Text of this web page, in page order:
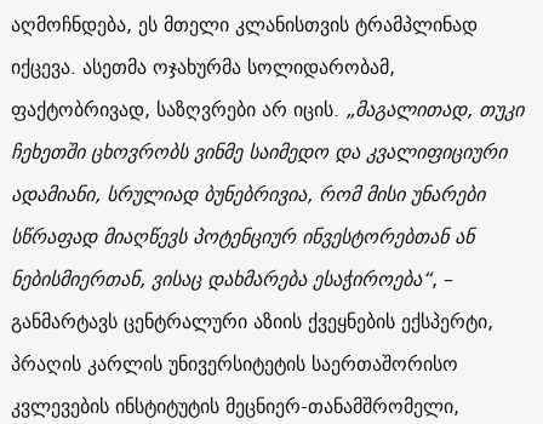
აღმოჩნდება, ეს მთელი კლანისთვის ტრამპლინად
იქცევა. ასეთმა ოჯახურმა სოლიდარობამ,
ფაქტობრივად, საზღვრები არ იცის. „მაგალითად, თუკი
ჩეხეთში ცხოვრობს ვინმე საიმედო და კვალიფიციური
ადამიანი, სრულიად ბუნებრივია, რომ მისი უნარები
სწრაფად მიაღწევს პოტენციურ ინვესტორებთან ან
ნებისმიერთან, ვისაც დახმარება ესაჭიროება“, –
განმარტავს ცენტრალური აზიის ქვეყნების ექსპერტი,
პრაღის კარლის უნივერსიტეტის საერთაშორისო
კვლევების ინსტიტუტის მეცნიერ-თანამშრომელი,